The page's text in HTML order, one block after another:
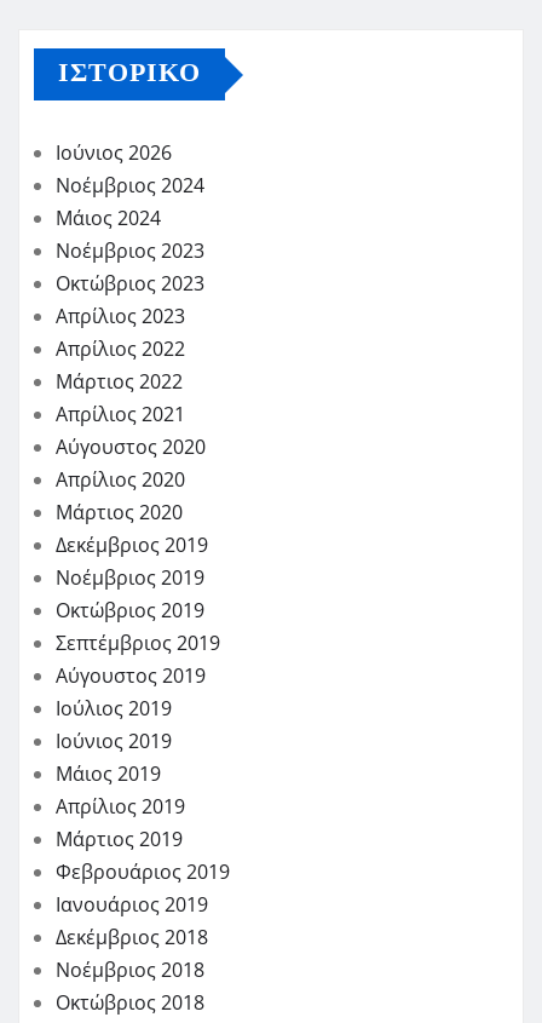
ΙΣΤΟΡΙΚΌ
Ιούνιος 2026
Νοέμβριος 2024
Μάιος 2024
Νοέμβριος 2023
Οκτώβριος 2023
Απρίλιος 2023
Απρίλιος 2022
Μάρτιος 2022
Απρίλιος 2021
Αύγουστος 2020
Απρίλιος 2020
Μάρτιος 2020
Δεκέμβριος 2019
Νοέμβριος 2019
Οκτώβριος 2019
Σεπτέμβριος 2019
Αύγουστος 2019
Ιούλιος 2019
Ιούνιος 2019
Μάιος 2019
Απρίλιος 2019
Μάρτιος 2019
Φεβρουάριος 2019
Ιανουάριος 2019
Δεκέμβριος 2018
Νοέμβριος 2018
Οκτώβριος 2018